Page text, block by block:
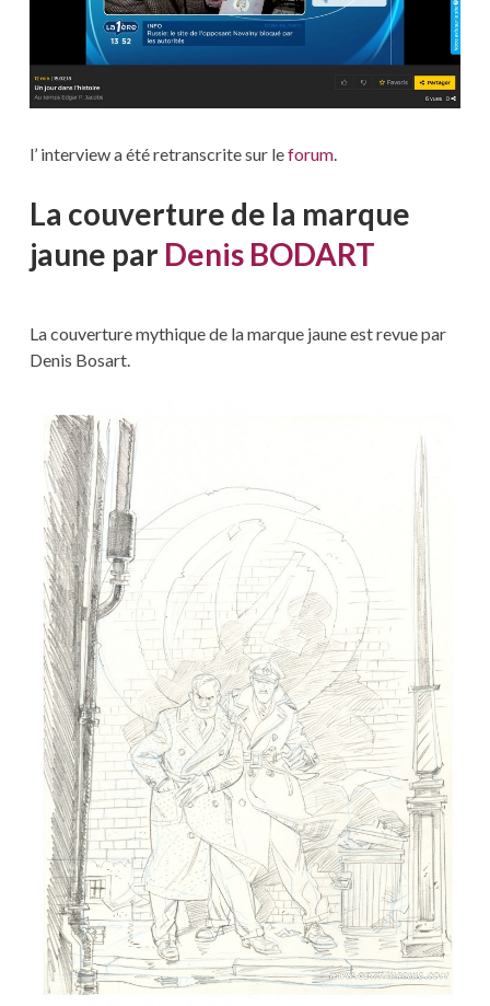
l’ interview a été retranscrite sur leforum.
La couverture de la marque
jaune par Denis BODART
La couverture mythique de la marque jaune est revue par
Denis Bosart.